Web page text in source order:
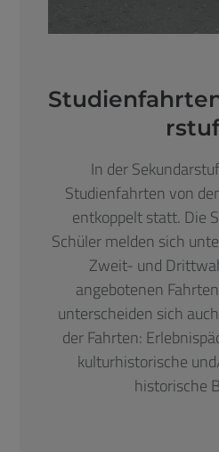
In der
Studienfahrten von
entkoppelt statt. Die
Schüler melden sich
Zweit- und
angebotenen
unterscheiden sich
der Fahrten:
kulturhistorische
historische